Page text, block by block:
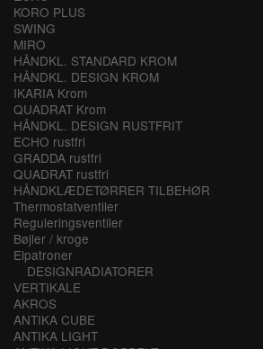
KORO PLUS
SWING
MIRO
HÅNDKL. STANDARD KROM
HÅNDKL. DESIGN KROM
IKARIA Krom
QUADRAT Krom
HÅNDKL. DESIGN RUSTFRIT
ECHO rustfri
GRADDA rustfri
QUADRAT rustfri
HÅNDKLÆDETØRRER TILBEHØR
Thermostatventiler
Reguleringsventiler
Bøjler / kroge
Elpatroner
DESIGNRADIATORER
VERTIKALE
AKROS
ANTIKA CUBE
ANTIKA LIGHT